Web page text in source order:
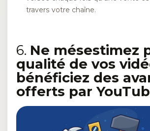
travers votre chaîne.
6. Ne mésestimez
qualité de vos
bénéficiez des
offerts par